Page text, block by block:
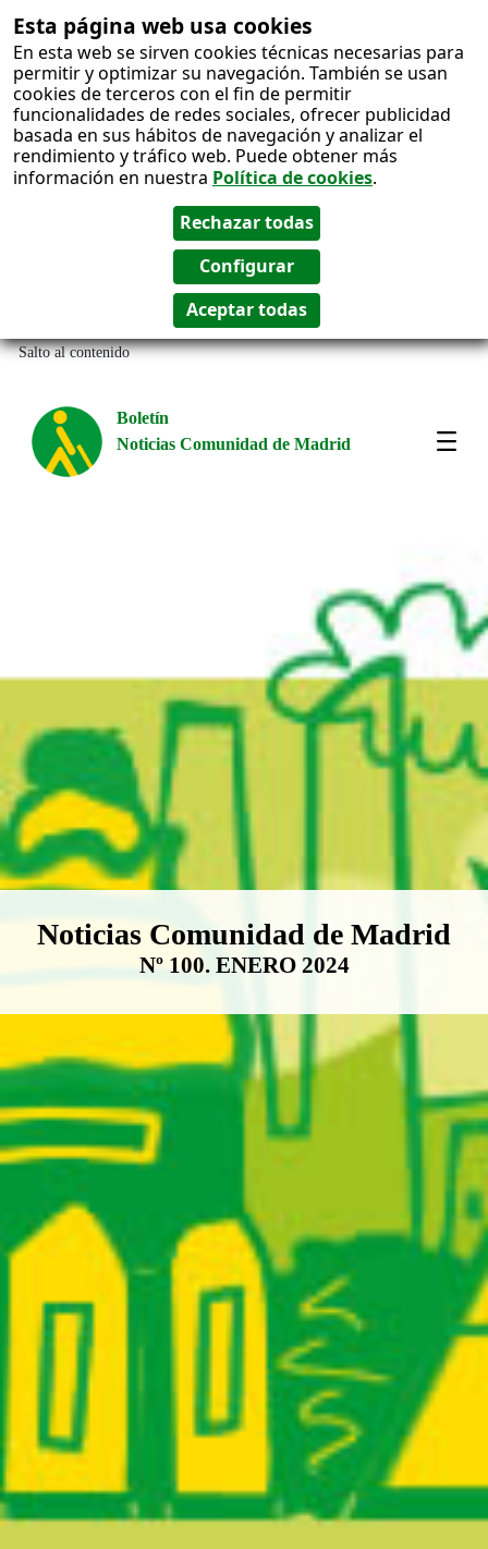
Esta página web usa cookies
En esta web se sirven cookies técnicas necesarias para
permitir y optimizar su navegación. También se usan
cookies de terceros con el fin de permitir
funcionalidades de redes sociales, ofrecer publicidad
basada en sus hábitos de navegación y analizar el
rendimiento y tráfico web. Puede obtener más
información en nuestra Política de cookies.
Salto al contenido
Boletín
Noticias Comunidad de Madrid
Boletín Noticias Comunidad de
Noticias Comunidad de Madrid
Nº 100. ENERO 2024